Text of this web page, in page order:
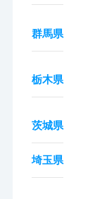
群馬県
栃木県
茨城県
埼玉県